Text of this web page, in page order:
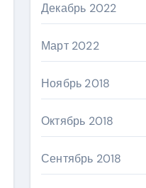
Декабрь 2022
Март 2022
Ноябрь 2018
Октябрь 2018
Сентябрь 2018